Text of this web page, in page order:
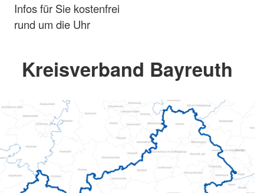
Infos für Sie kostenfrei
rund um die Uhr
Kreisverband Bayreuth